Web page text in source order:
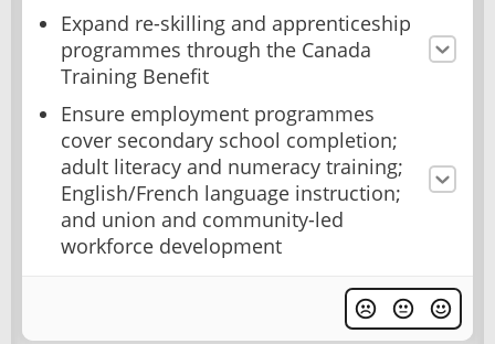
Expand re-skilling and apprenticeship
programmes through the Canada
Training Benefit
Ensure employment programmes
cover secondary school completion;
adult literacy and numeracy training;
English/French language instruction;
and union and community-led
workforce development